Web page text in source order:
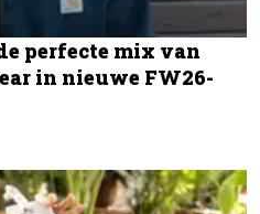
perfecte mix van
in nieuwe FW26-